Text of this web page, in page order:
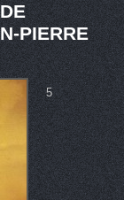
PIERRE
5